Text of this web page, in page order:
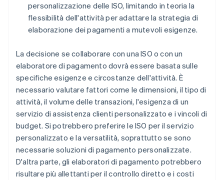
personalizzazione delle ISO, limitando in teoria la
flessibilità dell'attività per adattare la strategia di
elaborazione dei pagamenti a mutevoli esigenze.
La decisione se collaborare con una ISO o con un
elaboratore di pagamento dovrà essere basata sulle
specifiche esigenze e circostanze dell'attività. È
necessario valutare fattori come le dimensioni, il tipo di
attività, il volume delle transazioni, l'esigenza di un
servizio di assistenza clienti personalizzato e i vincoli di
budget. Si potrebbero preferire le ISO per il servizio
personalizzato e la versatilità, soprattutto se sono
necessarie soluzioni di pagamento personalizzate.
D'altra parte, gli elaboratori di pagamento potrebbero
risultare più allettanti per il controllo diretto e i costi